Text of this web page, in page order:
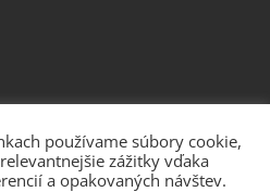
používame súbory cookie,
zážitky vďaka
a opakovaných návštev.